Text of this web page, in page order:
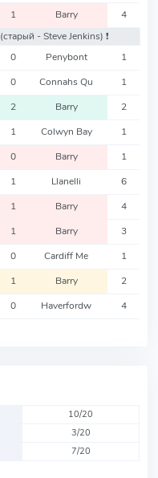
1 Barry
4
(старый - Steve Jenkins) ❗️
0 Penybont 1
0 Connahs Qu 1
2 Barry 2
1 Colwyn Bay 1
0 Barry 1
1 Llanelli 6
1 Barry 4
1 Barry 3
0 Cardiff Me 1
1 Barry 2
0 Haverfordw 4
10/20
3/20
7/20